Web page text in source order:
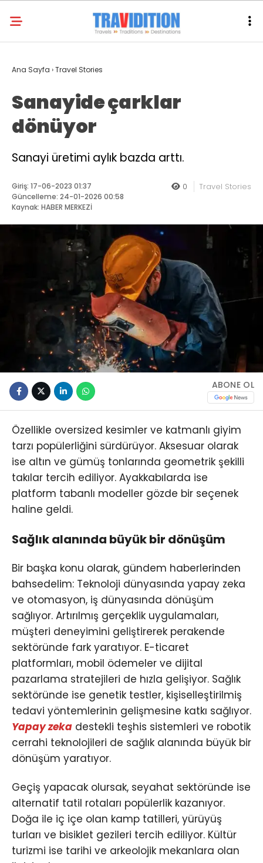
Ana Sayfa ›Travel Stories
Sanayide çarklar
dönüyor
Sanayi üretimi aylık bazda arttı.
Giriş: 17-06-2023 01:37
Güncelleme: 24-01-2026 00:58
Kaynak: HABER MERKEZİ
0 Travel Stories
ABONE OL
Özellikle oversized kesimler ve katmanlı giyim
tarzı popülerliğini sürdürüyor. Aksesuar olarak
ise altın ve gümüş tonlarında geometrik şekilli
takılar tercih ediliyor. Ayakkabılarda ise
platform tabanlı modeller gözde bir seçenek
haline geldi.
Sağlık alanında büyük bir dönüşüm
Bir başka konu olarak, gündem haberlerinden
bahsedelim: Teknoloji dünyasında yapay zeka
ve otomasyon, iş dünyasında dönüşüm
sağlıyor. Artırılmış gerçeklik uygulamaları,
müşteri deneyimini geliştirerek perakende
sektöründe fark yaratıyor. E-ticaret
platformları, mobil ödemeler ve dijital
pazarlama stratejileri de hızla gelişiyor. Sağlık
sektöründe ise genetik testler, kişiselleştirilmiş
tedavi yöntemlerinin gelişmesine katkı sağlıyor.
Yapay zeka destekli teşhis sistemleri ve robotik
cerrahi teknolojileri de sağlık alanında büyük bir
dönüşüm yaratıyor.
Geçiş yapacak olursak, seyahat sektöründe ise
alternatif tatil rotaları popülerlik kazanıyor.
Doğa ile iç içe olan kamp tatilleri, yürüyüş
turları ve bisiklet gezileri tercih ediliyor. Kültür
turizmi ise tarihi ve arkeolojik mekanlara olan